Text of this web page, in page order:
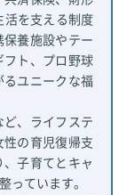
活を支える制度
保養施設やテー
フト、プロ野球
ユニークな福
ど、ライフステ
性の育児復帰支
子育てとキャ
っています。